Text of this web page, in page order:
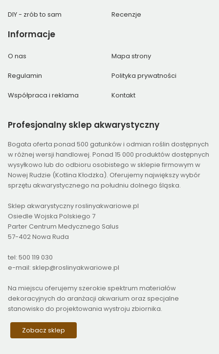
DIY - zrób to sam Recenzje
Informacje
O nas Mapa strony
Regulamin Polityka prywatności
Współpraca i reklama Kontakt
Profesjonalny sklep akwarystyczny
Bogata oferta ponad 500 gatunków i odmian roślin dostępnych
w różnej wersji handlowej. Ponad 15 000 produktów dostępnych
wysyłkowo lub do odbioru osobistego w sklepie firmowym w
Nowej Rudzie (Kotlina Kłodzka). Oferujemy największy wybór
sprzętu akwarystycznego na południu dolnego śląska.
Sklep akwarystyczny roslinyakwariowe.pl
Osiedle Wojska Polskiego 7
Parter Centrum Medycznego Salus
57-402 Nowa Ruda
tel: 500 119 030
e-mail: sklep@roslinyakwariowe.pl
Na miejscu oferujemy szerokie spektrum materiałów
dekoracyjnych do aranżacji akwarium oraz specjalne
stanowisko do projektowania wystroju zbiornika.
Zobacz sklep